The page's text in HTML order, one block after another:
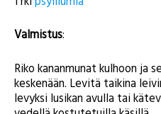
Valmistus:
Riko kananmunat kulhoon ja
keskenään. Levitä taikina
levyksi lusikan avulla tai